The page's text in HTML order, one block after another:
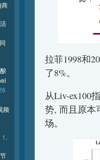
拉菲1998和
了8%。
从Liv-ex100
势, 而且原本
场。
商
频
1,